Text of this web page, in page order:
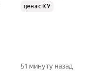
цена с КУ
51 минуту назад